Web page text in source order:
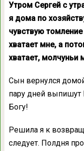
Утром Сергей с
я дома по
чувствую
хватает мне, а
хватает, молчуньи
Сын вернулся
пару дней выпишут
Богу!
Решила я к
следует. Полдня